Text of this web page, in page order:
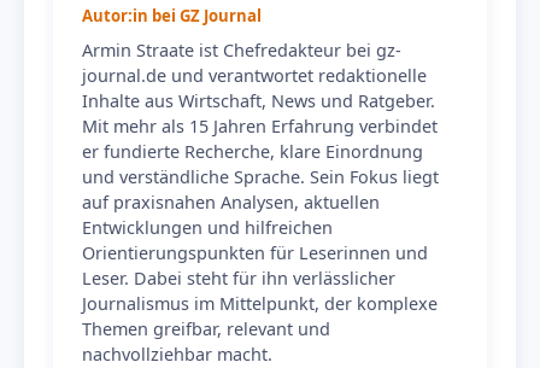
Autor:in bei GZ Journal
Armin Straate ist Chefredakteur bei gz-
journal.de und verantwortet redaktionelle
Inhalte aus Wirtschaft, News und Ratgeber.
Mit mehr als 15 Jahren Erfahrung verbindet
er fundierte Recherche, klare Einordnung
und verständliche Sprache. Sein Fokus liegt
auf praxisnahen Analysen, aktuellen
Entwicklungen und hilfreichen
Orientierungspunkten für Leserinnen und
Leser. Dabei steht für ihn verlässlicher
Journalismus im Mittelpunkt, der komplexe
Themen greifbar, relevant und
nachvollziehbar macht.